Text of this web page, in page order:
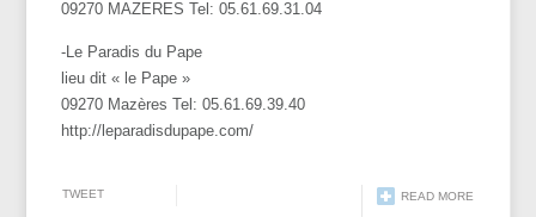
09270 MAZERES Tel: 05.61.69.31.04
-Le Paradis du Pape
lieu dit « le Pape »
09270 Mazères Tel: 05.61.69.39.40
http://leparadisdupape.com/
TWEET READ MORE